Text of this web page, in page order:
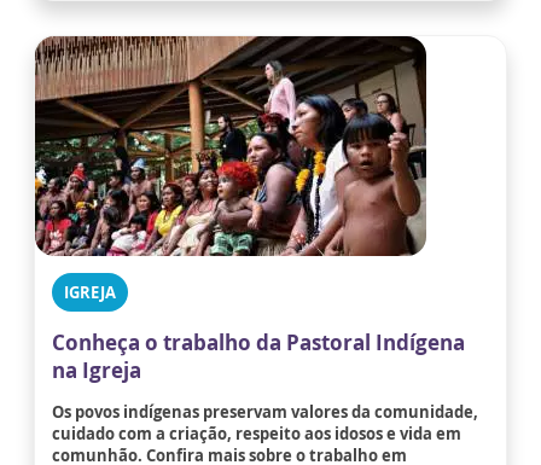
IGREJA
Conheça o trabalho da Pastoral Indígena
na Igreja
Os povos indígenas preservam valores da comunidade,
cuidado com a criação, respeito aos idosos e vida em
comunhão. Confira mais sobre o trabalho em